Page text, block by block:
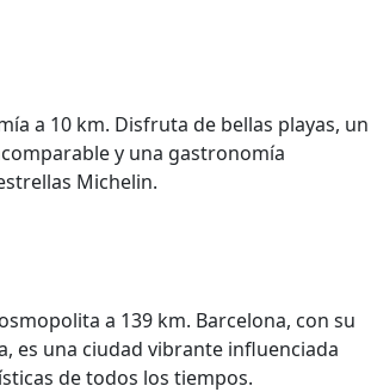
a 10 km. Disfruta de bellas playas, un
y una gastronomía
Michelin.
a 139 km. Barcelona, con su
es una ciudad vibrante influenciada
de todos los tiempos.